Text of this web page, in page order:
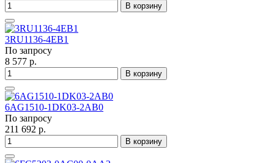
В корзину
3RU1136-4EB1
По запросу
8 577 р.
В корзину
6AG1510-1DK03-2AB0
По запросу
211 692 р.
В корзину